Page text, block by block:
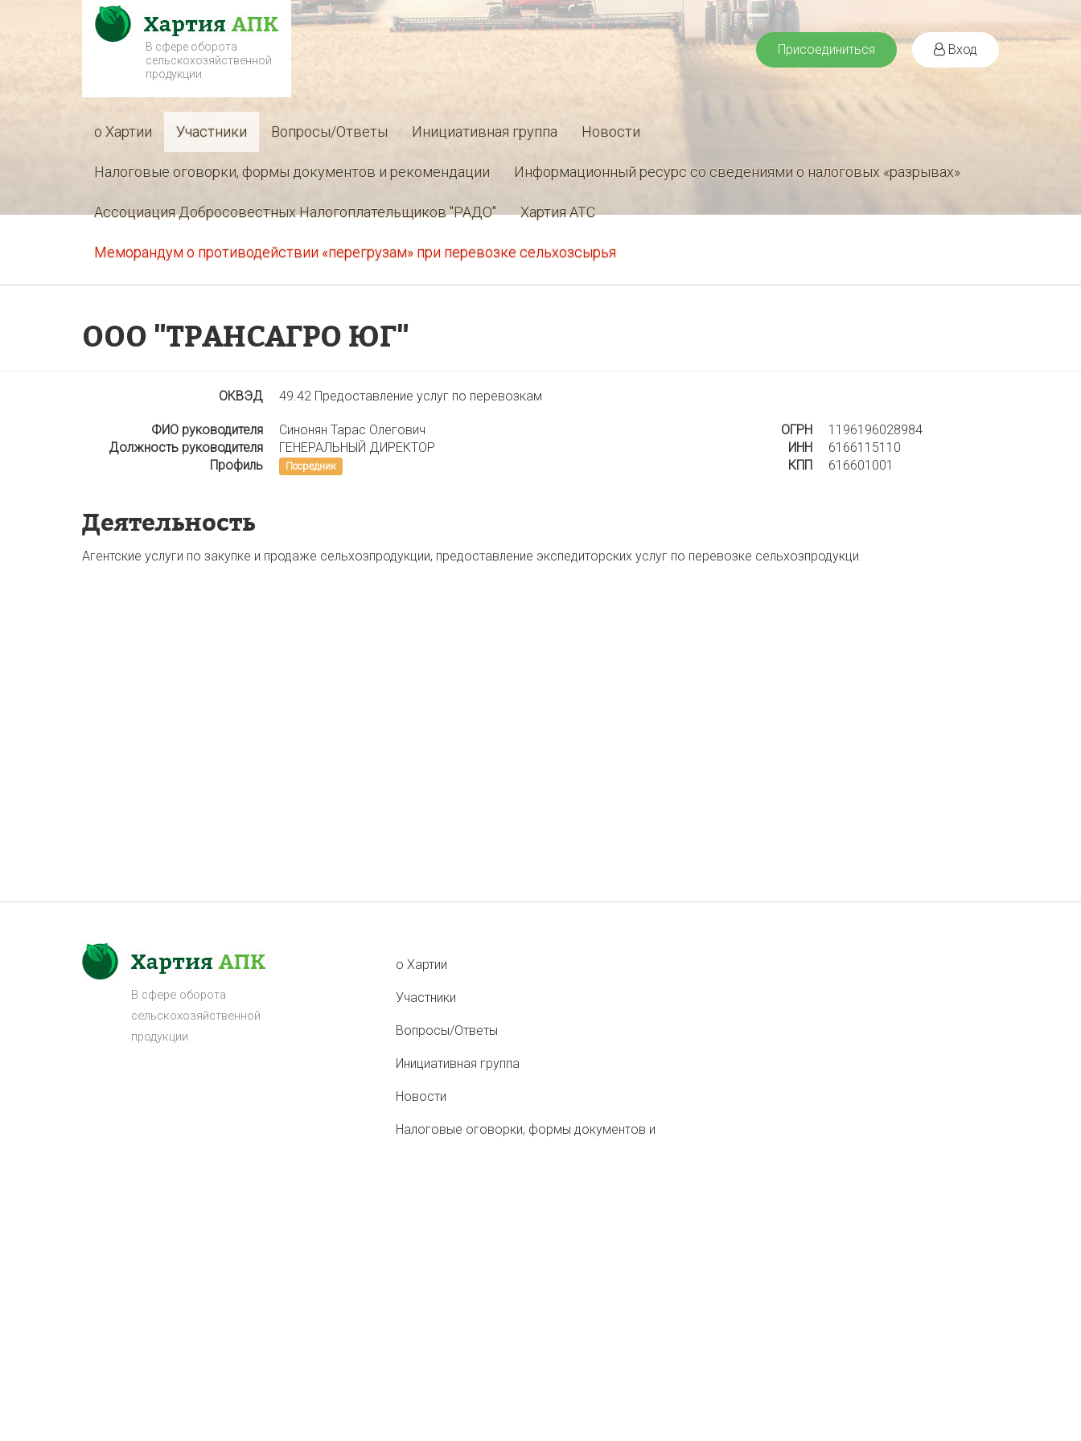
В сфере оборота
сельскохозяйственной
продукции
Присоединиться Вход
о Хартии Участники Вопросы/Ответы Инициативная группа Новости
Налоговые оговорки, формы документов и рекомендации Информационный ресурс со сведениями о налоговых «разрывах»
Ассоциация Добросовестных Налогоплательщиков "РАДО" Хартия АТС
Меморандум о противодействии «перегрузам» при перевозке сельхозсырья
ООО "ТРАНСАГРО ЮГ"
ОКВЭД 49.42 Предоставление услуг по перевозкам
ФИО руководителя
Синонян Тарас Олегович
Должность руководителя
ГЕНЕРАЛЬНЫЙ ДИРЕКТОР
Профиль
Посредник
ОГРН
1196196028984
ИНН
6166115110
КПП
616601001
Деятельность
Агентские услуги по закупке и продаже сельхозпродукции, предоставление экспедиторских услуг по перевозке сельхозпродукци.
В сфере оборота
сельскохозяйственной
продукции
о Хартии
Участники
Вопросы/Ответы
Инициативная группа
Новости
Налоговые оговорки, формы документов и